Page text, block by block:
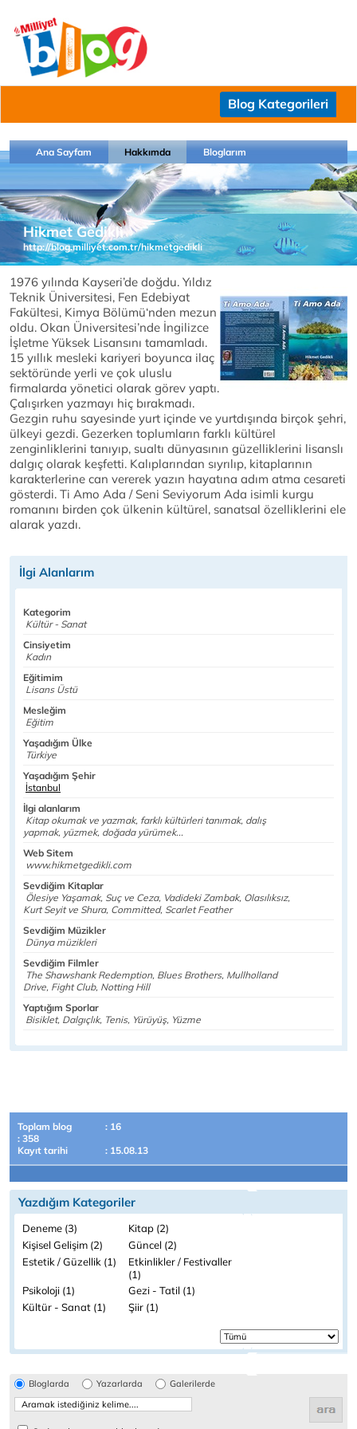
Blog Kategorileri
Ana Sayfam Hakkımda Bloglarım
Hikmet Gedikli
http://blog.milliyet.com.tr/hikmetgedikli
1976 yılında Kayseri’de doğdu. Yıldız
Teknik Üniversitesi, Fen Edebiyat
Fakültesi, Kimya Bölümü‘nden mezun
oldu. Okan Üniversitesi’nde İngilizce
İşletme Yüksek Lisansını tamamladı.
15 yıllık mesleki kariyeri boyunca ilaç
sektöründe yerli ve çok uluslu
firmalarda yönetici olarak görev yaptı.
Çalışırken yazmayı hiç bırakmadı.
Gezgin ruhu sayesinde yurt içinde ve yurtdışında birçok şehri,
ülkeyi gezdi. Gezerken toplumların farklı kültürel
zenginliklerini tanıyıp, sualtı dünyasının güzelliklerini lisanslı
dalgıç olarak keşfetti. Kalıplarından sıyrılıp, kitaplarının
karakterlerine can vererek yazın hayatına adım atma cesareti
gösterdi. Ti Amo Ada / Seni Seviyorum Ada isimli kurgu
romanını birden çok ülkenin kültürel, sanatsal özelliklerini ele
alarak yazdı.
İlgi Alanlarım
Kategorim
Kültür - Sanat
Cinsiyetim
Kadın
Eğitimim
Lisans Üstü
Mesleğim
Eğitim
Yaşadığım Ülke
Türkiye
Yaşadığım Şehir
İstanbul
İlgi alanlarım
Kitap okumak ve yazmak, farklı kültürleri tanımak, dalış
yapmak, yüzmek, doğada yürümek...
Web Sitem
www.hikmetgedikli.com
Sevdiğim Kitaplar
Ölesiye Yaşamak, Suç ve Ceza, Vadideki Zambak, Olasılıksız,
Kurt Seyit ve Shura, Committed, Scarlet Feather
Sevdiğim Müzikler
Dünya müzikleri
Sevdiğim Filmler
The Shawshank Redemption, Blues Brothers, Mullholland
Drive, Fight Club, Notting Hill
Yaptığım Sporlar
Bisiklet, Dalgıçlık, Tenis, Yürüyüş, Yüzme
Toplam blog
: 16
: 358
Kayıt tarihi
: 15.08.13
Yazdığım Kategoriler
Deneme (3)
Kitap (2)
Kişisel Gelişim (2)
Güncel (2)
Estetik / Güzellik (1)
Etkinlikler / Festivaller
(1)
Psikoloji (1)
Gezi - Tatil (1)
Kültür - Sanat (1)
Şiir (1)
Bloglarda Yazarlarda Galerilerde